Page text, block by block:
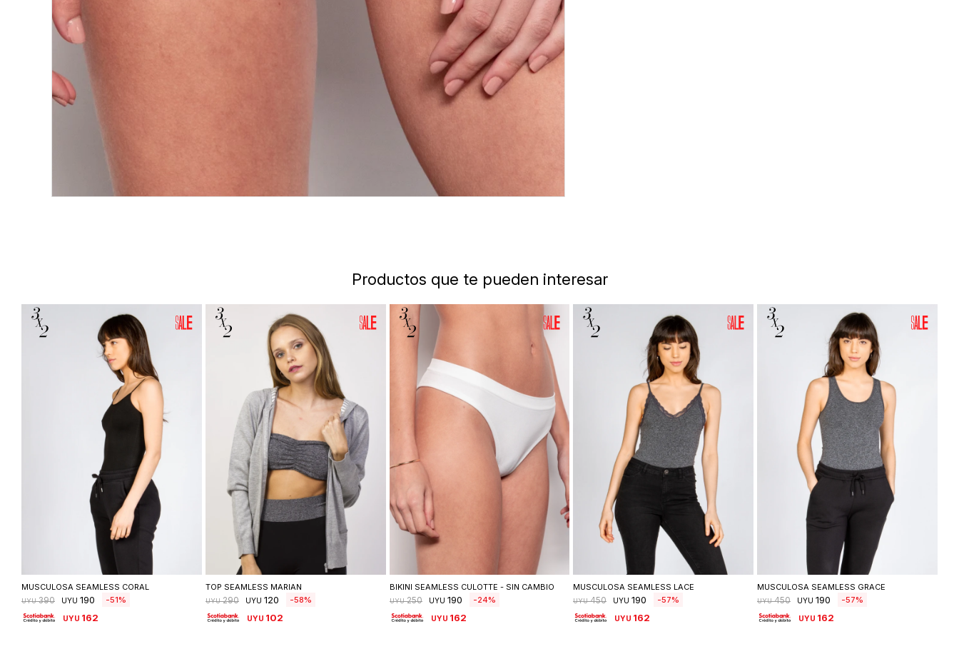
Productos que te pueden interesar
Seleccionar talle
MUSCULOSA SEAMLESS CORAL
UYU 390 UYU 190 51
UYU 162
Seleccionar talle
TOP SEAMLESS MARIAN
UYU 290 UYU 120 58
UYU 102
BIKINI SEAMLESS CULOTTE - SIN CAMBIO
UYU 250 UYU 190 24
UYU 162
Seleccionar talle
MUSCULOSA SEAMLESS LACE
UYU 450 UYU 190 57
UYU 162
Seleccionar talle
MUSCULOSA SEAMLESS GRACE
UYU 450 UYU 190 57
UYU 162